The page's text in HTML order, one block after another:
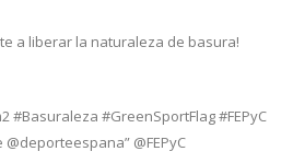
a liberar la naturaleza de basura!
#Basuraleza #GreenSportFlag #FEPyC
@FEPyC